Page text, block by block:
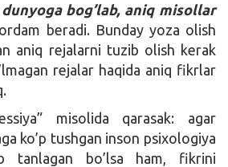
bog’lab, aniq misollar
beradi. Bunday yoza olish
aniq rejalarni tuzib olish kerak
rejalar haqida aniq fikrlar
misolida qarasak: agar
ko’p tushgan inson psixologiya
tanlagan bo’lsa ham, fikrini